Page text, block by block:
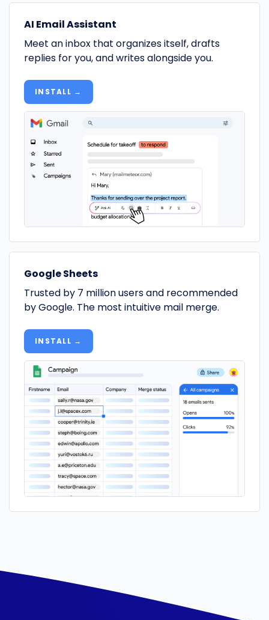
AI Email Assistant
Meet an inbox that organizes itself, drafts
replies for you, and writes alongside you.
INSTALL →
Google Sheets
Trusted by 7 million users and recommended
by Google. The most intuitive mail merge.
INSTALL →